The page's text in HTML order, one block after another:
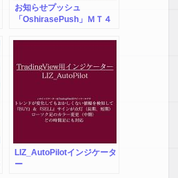
お知らせプッシュ
「OshirasePush」ＭＴ４
通知
LIZ_AutoPilotインジケータ
ー